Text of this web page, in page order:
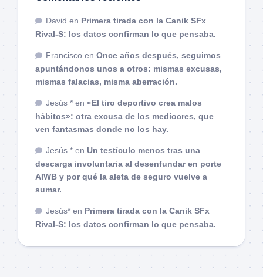
David en Primera tirada con la Canik SFx
Rival-S: los datos confirman lo que pensaba.
Francisco en Once años después, seguimos
apuntándonos unos a otros: mismas excusas,
mismas falacias, misma aberración.
Jesús * en «El tiro deportivo crea malos
hábitos»: otra excusa de los mediocres, que
ven fantasmas donde no los hay.
Jesús * en Un testículo menos tras una
descarga involuntaria al desenfundar en porte
AIWB y por qué la aleta de seguro vuelve a
sumar.
Jesús* en Primera tirada con la Canik SFx
Rival-S: los datos confirman lo que pensaba.